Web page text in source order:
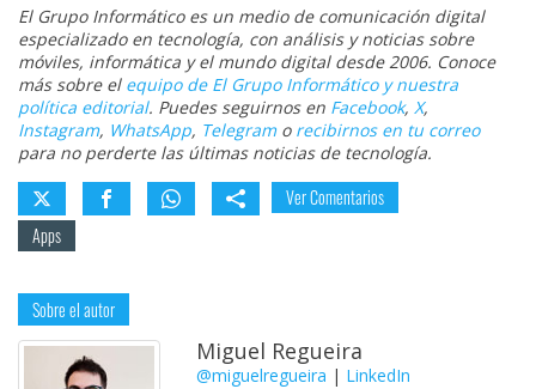
El Grupo Informático es un medio de comunicación digital
especializado en tecnología, con análisis y noticias sobre
móviles, informática y el mundo digital desde 2006. Conoce
más sobre el equipo de El Grupo Informático y nuestra
política editorial. Puedes seguirnos en Facebook, X,
Instagram, WhatsApp, Telegramo recibirnos en tu correo
para no perderte las últimas noticias de tecnología.
Ver Comentarios
Apps
Sobre el autor
Miguel Regueira
@miguelregueira | LinkedIn